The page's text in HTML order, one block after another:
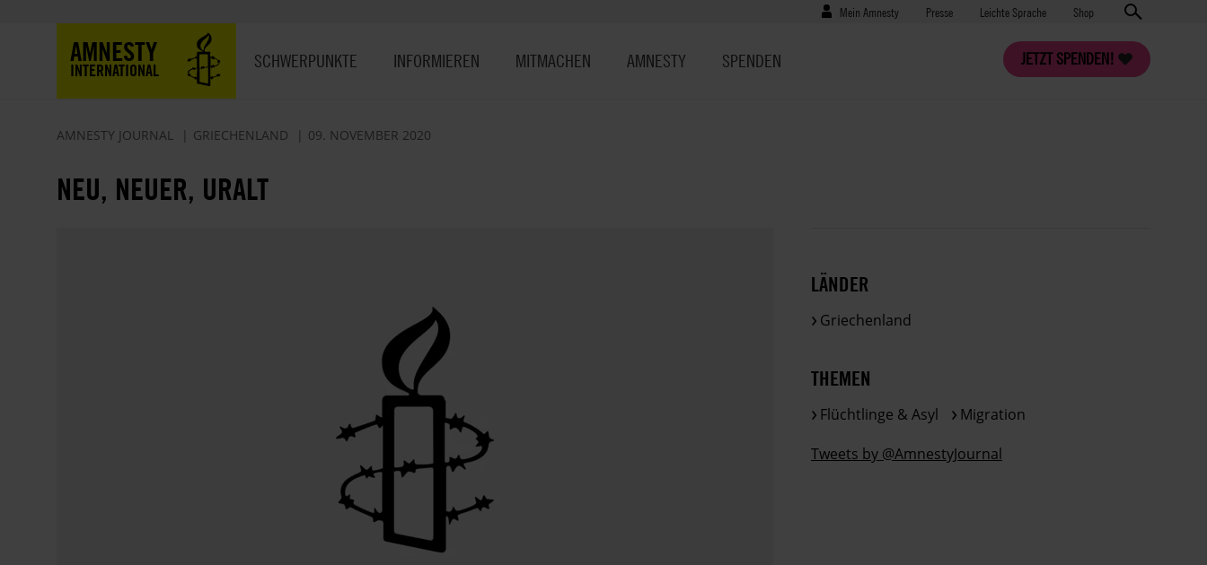
Benutzermenü
Mein Amnesty Presse
Presse Leichte Sprache Shop
AMNESTY
INTERNATIONAL
JETZT SPENDEN!
SCHWERPUNKTE INFORMIEREN MITMACHEN AMNESTY SPENDEN
AMNESTY JOURNAL GRIECHENLAND 09. NOVEMBER 2020
NEU, NEUER, URALT
LÄNDER
Griechenland
THEMEN
Flüchtlinge & Asyl
Migration
Tweets by @AmnestyJournal